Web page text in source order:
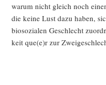
war­um nicht gleich noch
die kei­ne Lust dazu haben,
bio­so­zia­len Geschlecht
keit que(e)r zur